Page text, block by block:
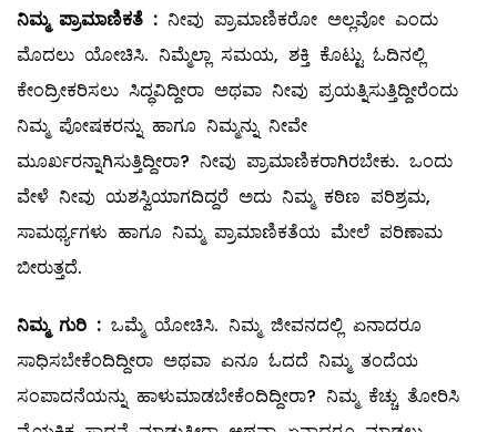
ನಿಮ್ಮ ಪ್ರಾಮಾಣಿಕತೆ : ನೀವು ಪ್ರಾಮಾಣಿಕರೋ ಅಲ್ಲವೋ ಎಂದು
ಮೊದಲು ಯೋಚಿಸಿ. ನಿಮ್ಮೆಲ್ಲಾ ಸಮಯ, ಶಕ್ತಿ ಕೊಟ್ಟು ಓದಿನಲ್ಲಿ
ಕೇಂದ್ರೀಕರಿಸಲು ಸಿದ್ಧವಿದ್ದೀರಾ ಅಥವಾ ನೀವು ಪ್ರಯತ್ನಿಸುತ್ತಿದ್ದೀರೆಂದು
ನಿಮ್ಮ ಪೋಷಕರನ್ನು ಹಾಗೂ ನಿಮ್ಮನ್ನು ನೀವೇ
ಮೂರ್ಖರನ್ನಾಗಿಸುತ್ತಿದ್ದೀರಾ? ನೀವು ಪ್ರಾಮಾಣಿಕರಾಗಿರಬೇಕು. ಒಂದು
ವೇಳೆ ನೀವು ಯಶಸ್ವಿಯಾಗದಿದ್ದರೆ ಅದು ನಿಮ್ಮ ಕಠಿಣ ಪರಿಶ್ರಮ,
ಸಾಮರ್ಥ್ಯಗಳು ಹಾಗೂ ನಿಮ್ಮ ಪ್ರಾಮಾಣಿಕತೆಯ ಮೇಲೆ ಪರಿಣಾಮ
ಬೀರುತ್ತದೆ.
ನಿಮ್ಮ ಗುರಿ : ಒಮ್ಮೆ ಯೋಚಿಸಿ. ನಿಮ್ಮ ಜೀವನದಲ್ಲಿ ಏನಾದರೂ
ಸಾಧಿಸಬೇಕೆಂದಿದ್ದೀರಾ ಅಥವಾ ಏನೂ ಓದದೆ ನಿಮ್ಮ ತಂದೆಯ
ಸಂಪಾದನೆಯನ್ನು ಹಾಳುಮಾಡಬೇಕೆಂದಿದ್ದೀರಾ? ನಿಮ್ಮ ಕೆಚ್ಚು ತೋರಿಸಿ